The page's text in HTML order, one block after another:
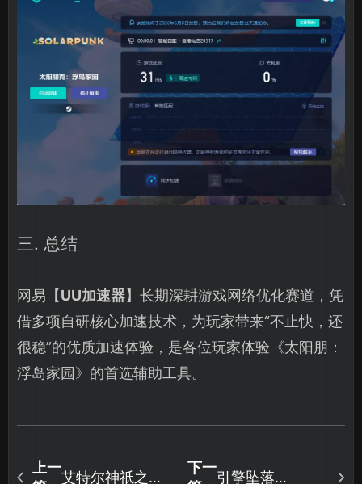
三. 总结
网易【UU加速器】长期深耕游戏网络优化赛道，凭
借多项自研核心加速技术，为玩家带来“不止快，还
很稳”的优质加速体验，是各位玩家体验《太阳朋：
浮岛家园》的首选辅助工具。
上一
艾特尔神祇之路
下一
引擎坠落